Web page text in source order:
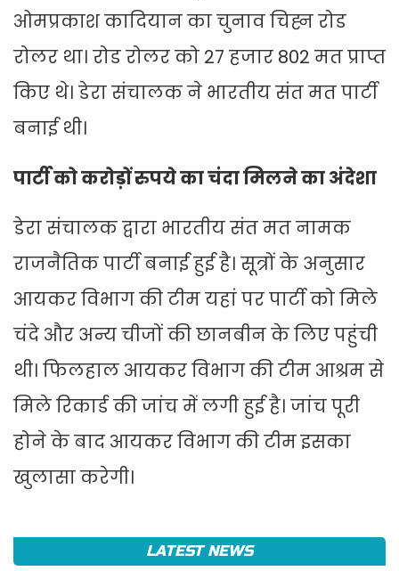
ओमप्रकाश कादियान का चुनाव चिह्न रोड
रोलर था। रोड रोलर को 27 हजार 802 मत प्राप्त
किए थे। डेरा संचालक ने भारतीय संत मत पार्टी
बनाई थी।
पार्टी को करोड़ों रुपये का चंदा मिलने का अंदेशा
डेरा संचालक द्वारा भारतीय संत मत नामक
राजनैतिक पार्टी बनाई हुई है। सूत्रों के अनुसार
आयकर विभाग की टीम यहां पर पार्टी को मिले
चंदे और अन्य चीजों की छानबीन के लिए पहुंची
थी। फिलहाल आयकर विभाग की टीम आश्रम से
मिले रिकार्ड की जांच में लगी हुई है। जांच पूरी
होने के बाद आयकर विभाग की टीम इसका
खुलासा करेगी।
LATEST NEWS